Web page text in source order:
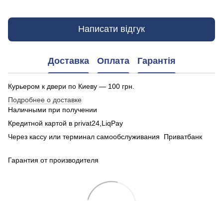
Написати відгук
Доставка Оплата Гарантія
Курьером к двери по Киеву — 100 грн.
Подробнее о доставке
Наличными при получении
Кредитной картой в privat24,LiqPay
Через кассу или терминал самообслуживания Приватбанк
Гарантия от производителя